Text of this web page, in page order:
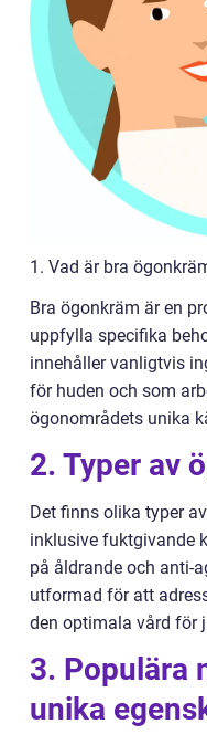
1. Vad är bra
Bra ögonkräm är en
uppfylla specifika
innehåller vanligtvis
för huden och som
ögonområdets unika
2. Typer av
Det finns olika typer
inklusive fuktgivande
på åldrande och anti-
utformad för att
den optimala vård för
3. Populära
unika